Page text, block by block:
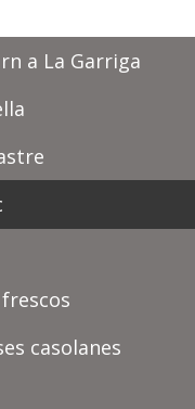
a La Garriga
casolanes